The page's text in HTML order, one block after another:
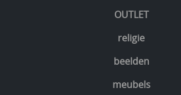
OUTLET
religie
beelden
meubels